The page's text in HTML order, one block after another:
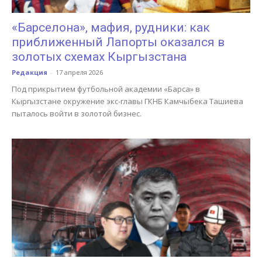
«Барселона», мафия, рудники: как
приближенный Лапорты оказался в
золотых схемах Кыргызстана
Редакция - 17 апреля 2026
Под прикрытием футбольной академии «Барса» в
Кыргызстане окружение экс-главы ГКНБ Камчыбека Ташиева
пыталось войти в золотой бизнес.